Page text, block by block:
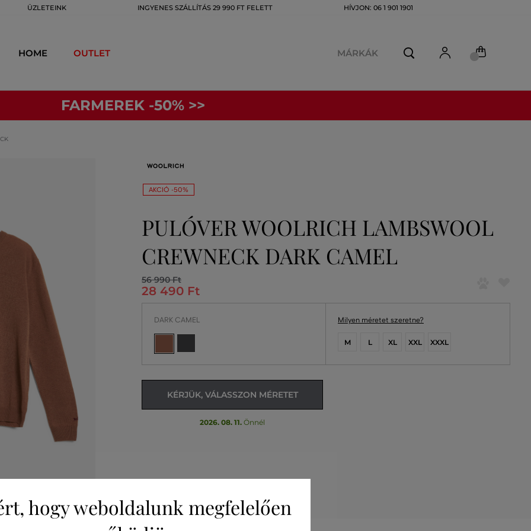
ÜZLETEINK INGYENES SZÁLLÍTÁS 29 990 FT FELETT HÍVJON: 06 1 901 1901
HOME OUTLET MÁRKÁK
FARMEREK -50% >>
AKCIÓ -50%
PULÓVER WOOLRICH LAMBSWOOL
CREWNECK DARK CAMEL
56 990 Ft
28 490 Ft
DARK CAMEL Milyen méretet szeretne?
M L XL XXL XXXL
KÉRJÜK, VÁLASSZON MÉRETET
2026. 08. 11. Önnél
hogy weboldalunk megfelelően